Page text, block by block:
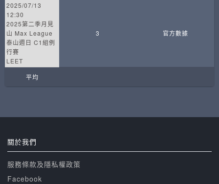
2025/07/13
12:30
2025第二季月見
山 Max League
泰山週日 C1組例
行賽
LEET
3 官方數據
平均
關於我們
服務條款及隱私權政策
Facebook